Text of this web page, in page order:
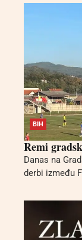
BIH
Remi
Danas na
derbi između